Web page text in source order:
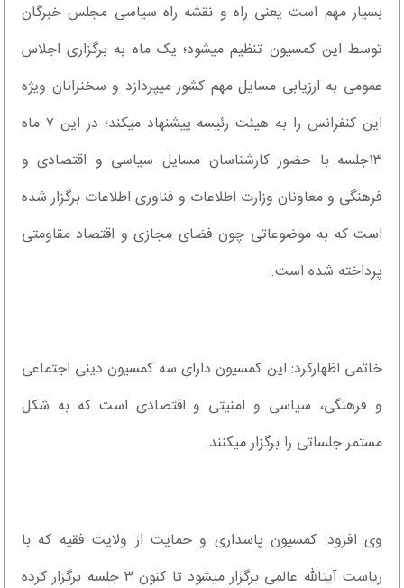
بسیار مهم است یعنی راه و نقشه راه سیاسی مجلس خبرگان
توسط این کمسیون تنظیم می‎شود؛ یک ماه به برگزاری اجلاس
عمومی به ارزیابی مسایل مهم کشور می‎پردازد و سخنرانان ویژه
این کنفرانس را به هیئت رئیسه پیشنهاد می‎کند؛ در این ۷ ماه
۱۳جلسه با حضور کارشناسان مسایل سیاسی و اقتصادی و
فرهنگی و معاونان وزارت اطلاعات و فناوری اطلاعات برگزار شده
است که به موضوعاتی چون فضای مجازی و اقتصاد مقاومتی
پرداخته شده است.
خاتمی اظهارکرد: این کمسیون دارای سه کمسیون دینی اجتماعی
و فرهنگی، سیاسی و امنیتی و اقتصادی است که به شکل
مستمر جلساتی را برگزار می‎کنند.
وی افزود: کمسیون پاسداری و حمایت از ولایت فقیه که با
ریاست آیت‎الله عالمی برگزار می‎شود تا کنون ۳ جلسه برگزار کرده